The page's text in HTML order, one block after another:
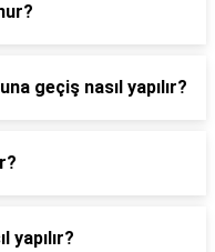
geçiş nasıl yapılır?
yapılır?